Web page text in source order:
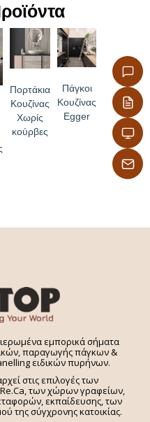
αφή
Πορτάκια
Κουζίνας
Χωρίς
κούρβες
Πάγκοι
Κουζίνας
Egger
εμπορικά σήματα
παραγωγής πάγκων &
ειδικών πυρήνων.
στις επιλογές των
των χώρων γραφείων,
εκπαίδευσης, των
της σύγχρονης κατοικίας.